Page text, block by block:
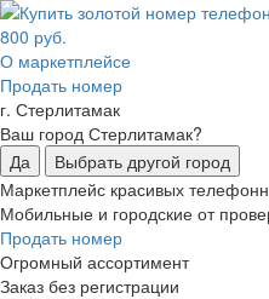
О маркетплейсе
Продать номер
г. Стерлитамак
Ваш город Стерлитамак?
Да
Выбрать другой город
Маркетплейс красивых
Мобильные и городские от
Продать номер
Огромный ассортимент
Заказ без регистрации